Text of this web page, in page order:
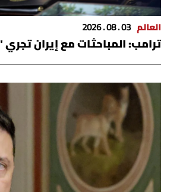
العالم 03 . 08 . 2026
ترامب: المباحثات مع إيران تجري